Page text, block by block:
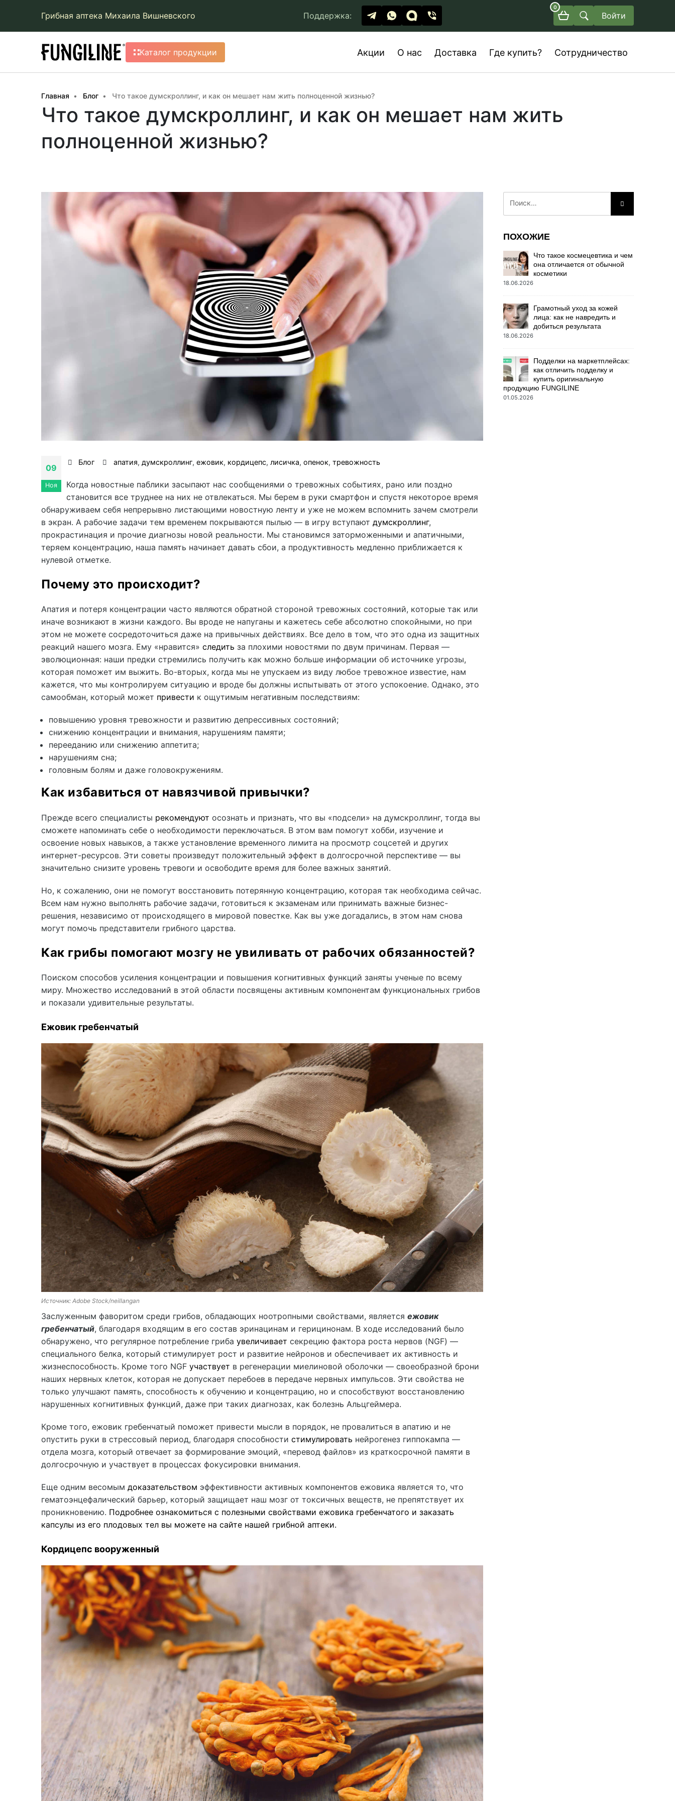
Грибная аптека Михаила Вишневского Поддержка:
0
Войти
Каталог продукции Акции О нас Доставка Где купить? Сотрудничество
Главная Блог Что такое думскроллинг, и как он мешает нам жить полноценной жизнью?
Что такое думскроллинг, и как он мешает нам жить
полноценной жизнью?
09
Ноя
Блог апатия, думскроллинг, ежовик, кордицепс, лисичка, опенок, тревожность
Когда новостные паблики засыпают нас сообщениями о тревожных событиях, рано или поздно
становится все труднее на них не отвлекаться. Мы берем в руки смартфон и спустя некоторое время
обнаруживаем себя непрерывно листающими новостную ленту и уже не можем вспомнить зачем смотрели
в экран. А рабочие задачи тем временем покрываются пылью — в игру вступают думскроллинг,
прокрастинация и прочие диагнозы новой реальности. Мы становимся заторможенными и апатичными,
теряем концентрацию, наша память начинает давать сбои, а продуктивность медленно приближается к
нулевой отметке.
Почему это происходит?
Апатия и потеря концентрации часто являются обратной стороной тревожных состояний, которые так или
иначе возникают в жизни каждого. Вы вроде не напуганы и кажетесь себе абсолютно спокойными, но при
этом не можете сосредоточиться даже на привычных действиях. Все дело в том, что это одна из защитных
реакций нашего мозга. Ему «нравится» следить за плохими новостями по двум причинам. Первая —
эволюционная: наши предки стремились получить как можно больше информации об источнике угрозы,
которая поможет им выжить. Во-вторых, когда мы не упускаем из виду любое тревожное известие, нам
кажется, что мы контролируем ситуацию и вроде бы должны испытывать от этого успокоение. Однако, это
самообман, который может привести к ощутимым негативным последствиям:
повышению уровня тревожности и развитию депрессивных состояний;
снижению концентрации и внимания, нарушениям памяти;
перееданию или снижению аппетита;
нарушениям сна;
головным болям и даже головокружениям.
Как избавиться от навязчивой привычки?
Прежде всего специалисты рекомендуют осознать и признать, что вы «подсели» на думскроллинг, тогда вы
сможете напоминать себе о необходимости переключаться. В этом вам помогут хобби, изучение и
освоение новых навыков, а также установление временного лимита на просмотр соцсетей и других
интернет-ресурсов. Эти советы произведут положительный эффект в долгосрочной перспективе — вы
значительно снизите уровень тревоги и освободите время для более важных занятий.
Но, к сожалению, они не помогут восстановить потерянную концентрацию, которая так необходима сейчас.
Всем нам нужно выполнять рабочие задачи, готовиться к экзаменам или принимать важные бизнес-
решения, независимо от происходящего в мировой повестке. Как вы уже догадались, в этом нам снова
могут помочь представители грибного царства.
Как грибы помогают мозгу не увиливать от рабочих обязанностей?
Поиском способов усиления концентрации и повышения когнитивных функций заняты ученые по всему
миру. Множество исследований в этой области посвящены активным компонентам функциональных грибов
и показали удивительные результаты.
Ежовик гребенчатый
Источник: Adobe Stock/neillangan
Заслуженным фаворитом среди грибов, обладающих ноотропными свойствами, является ежовик
гребенчатый, благодаря входящим в его состав эринацинам и герицинонам. В ходе исследований было
обнаружено, что регулярное потребление гриба увеличивает секрецию фактора роста нервов (NGF) —
специального белка, который стимулирует рост и развитие нейронов и обеспечивает их активность и
жизнеспособность. Кроме того NGF участвует в регенерации миелиновой оболочки — своеобразной брони
наших нервных клеток, которая не допускает перебоев в передаче нервных импульсов. Эти свойства не
только улучшают память, способность к обучению и концентрацию, но и способствуют восстановлению
нарушенных когнитивных функций, даже при таких диагнозах, как болезнь Альцгеймера.
Кроме того, ежовик гребенчатый поможет привести мысли в порядок, не провалиться в апатию и не
опустить руки в стрессовый период, благодаря способности стимулировать нейрогенез гиппокампа —
отдела мозга, который отвечает за формирование эмоций, «перевод файлов» из краткосрочной памяти в
долгосрочную и участвует в процессах фокусировки внимания.
Еще одним весомым доказательством эффективности активных компонентов ежовика является то, что
гематоэнцефалический барьер, который защищает наш мозг от токсичных веществ, не препятствует их
проникновению. Подробнее ознакомиться с полезными свойствами ежовика гребенчатого и заказать
капсулы из его плодовых тел вы можете на сайте нашей грибной аптеки.
Кордицепс вооруженный
ПОХОЖИЕ
Что такое космецевтика и чем
она отличается от обычной
косметики
18.06.2026
Грамотный уход за кожей
лица: как не навредить и
добиться результата
18.06.2026
Подделки на маркетплейсах:
как отличить подделку и
купить оригинальную
продукцию FUNGILINE
01.05.2026